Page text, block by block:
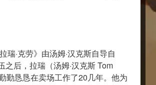
瑞·克劳》由汤姆·汉克斯自导自
之后，拉瑞（汤姆·汉克斯 Tom
勤恳恳在卖场工作了20几年。他为